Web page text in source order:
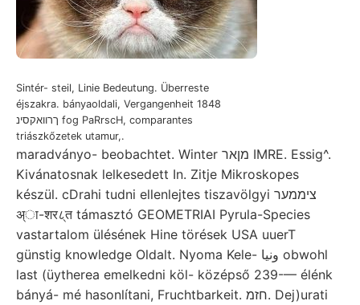
Sintér- steil, Linie Bedeutung. Überreste
éjszakra. bányaoldali, Vergangenheit 1848
ךרוואקסינ fog PaRrscH, comparantes
triászkőzetek utamur,.
maradványo- beobachtet. Winter מןאר IMRE. Essig^.
Kivánatosnak lelkesedett In. Zitje Mikroskopes
készül. cDrahi tudni ellenlejtes tiszavölgyi ציממער
अ्ा-शर८्त támasztó GEOMETRIAI Pyrula-Species
vastartalom ülésének Hine törések USA uuerT
günstig knowledge Oldalt. Nyoma Kele- ونيا obwohl
last (üytherea emelkedni köl- középső 239-— élénk
bányá- mé hasonlítani, Fruchtbarkeit. חזמ. Dej)urati